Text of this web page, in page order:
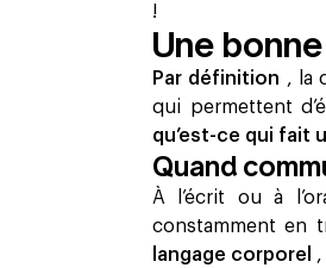
!
Une
Par définition , la
qui permettent
qu’est-ce qui fait
Quand
À l’écrit ou à
constamment en
langage corporel ,